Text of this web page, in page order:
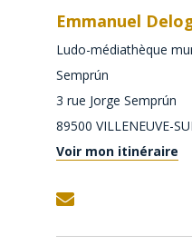
Emmanuel
Ludo-médiathèque
Semprún
3 rue Jorge Semprún
89500 VILLENEUVE-
Voir mon itinéraire